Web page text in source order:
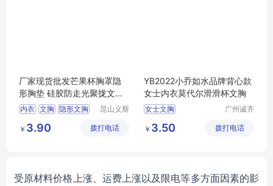
厂家现货批发芒果杯胸罩隐
形胸垫 硅胶防走光聚拢文胸
乳贴
内衣 文胸 隐形文胸
昆山义斯
限公司
￥ 3.90 拨打电话
YB2022小乔如水品牌背心款
女士内衣莫代尔滑滑杯文胸
女士文胸
广州诚齐
公司
￥ 3.50 拨打电话
受原材料价格上涨、运费上涨以及限电等多方面因素的影